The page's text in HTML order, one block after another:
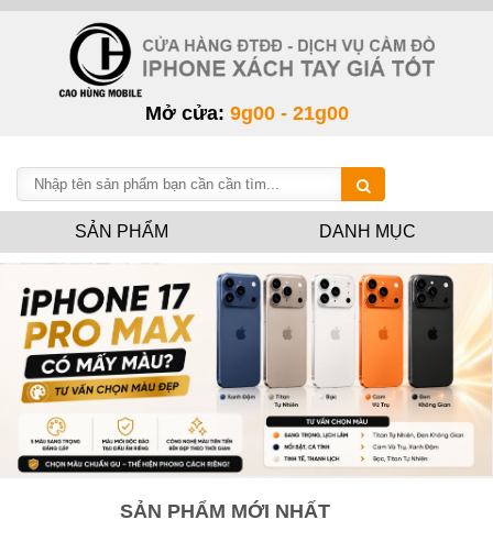
Mở cửa: 9g00 - 21g00
SẢN PHẨM DANH MỤC
SẢN PHẨM MỚI NHẤT